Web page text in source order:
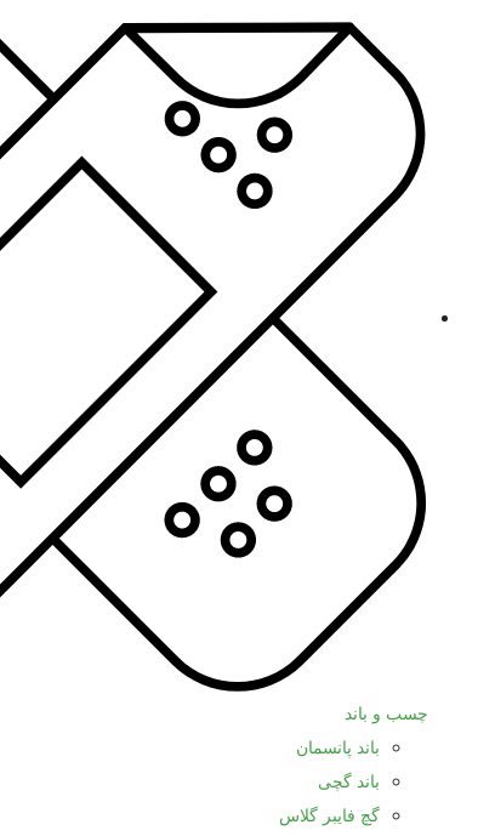
چسب و باند
باند پانسمان
باند گچی
گچ فایبر گلاس